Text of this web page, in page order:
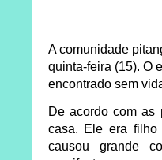
A comunidade
quinta-feira (15). O
encontrado sem
De acordo com as
casa. Ele era filho
causou grande